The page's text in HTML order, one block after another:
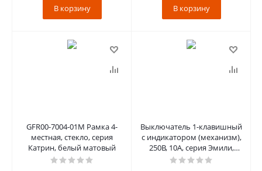
В корзину В корзину
GFR00-7004-01M Рамка 4-
местная, стекло, серия
Катрин, белый матовый
Выключатель 1-клавишный
c индикатором (механизм),
250В, 10А, серия Эмили,
RSW10-5101-05, черный